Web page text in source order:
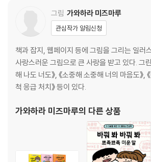
그림 가와하라 미즈마루
관심작가 알림신청
책과 잡지, 웹페이지 등에 그림을 그리는 일러
사랑스러운 그림으로 큰 사랑을 받고 있다. 그
해 나도 너도》, 《소중해 소중해 너의 마음도》,
척 응급 처치》 등이 있다.
가와하라 미즈마루의 다른 상품